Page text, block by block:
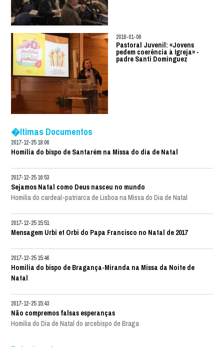
2018-01-06
Pastoral Juvenil: «Jovens
pedem coerência à Igreja» -
padre Santi Dominguez
�ltimas Documentos
2017-12-25 18:06
Homilia do bispo de Santarém na Missa do dia de Natal
2017-12-25 16:53
Sejamos Natal como Deus nasceu no mundo
Homilia do cardeal-patriarca de Lisboa na Missa do Dia de Natal
2017-12-25 15:51
Mensagem Urbi et Orbi do Papa Francisco no Natal de 2017
2017-12-25 15:46
Homilia do bispo de Bragança-Miranda na Missa da Noite de
Natal
2017-12-25 15:43
Não compremos falsas esperanças
Homilia do Dia de Natal do arcebispo de Braga